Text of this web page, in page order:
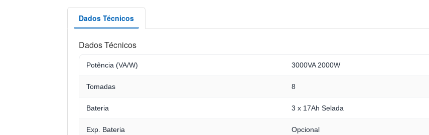
Dados Técnicos
Dados Técnicos
Potência (VA/W) 3000VA 2000W
Tomadas 8
Bateria 3 x 17Ah Selada
Exp. Bateria Opcional